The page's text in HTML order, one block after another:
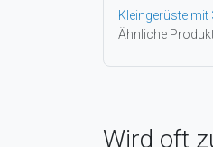
Kleingerüste
Ähnliche
Wird oft